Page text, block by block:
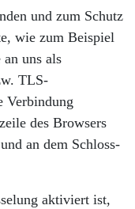
und zum Schutz
wie zum Beispiel
uns als
TLS-
Verbindung
des Browsers
an dem Schloss-
aktiviert ist,